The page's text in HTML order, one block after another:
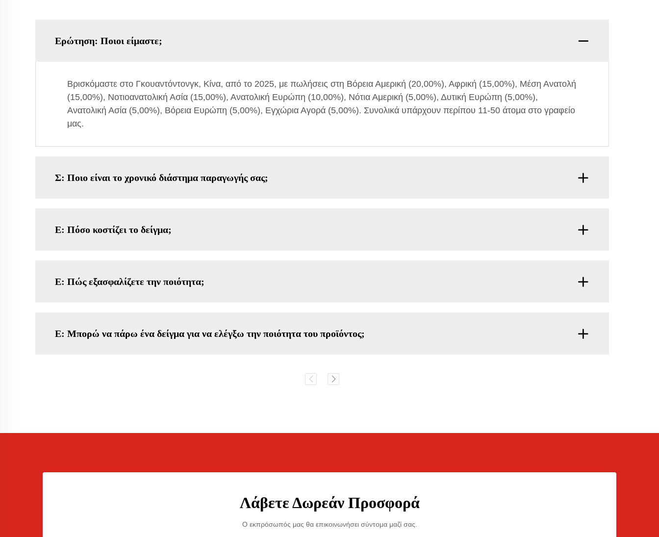
Ερώτηση: Ποιοι είμαστε;
Βρισκόμαστε στο Γκουαντόντονγκ, Κίνα, από το 2025, με πωλήσεις στη Βόρεια Αμερική (20,00%), Αφρική (15,00%), Μέση Ανατολή
(15,00%), Νοτιοανατολική Ασία (15,00%), Ανατολική Ευρώπη (10,00%), Νότια Αμερική (5,00%), Δυτική Ευρώπη (5,00%),
Ανατολική Ασία (5,00%), Βόρεια Ευρώπη (5,00%), Εγχώρια Αγορά (5,00%). Συνολικά υπάρχουν περίπου 11-50 άτομα στο γραφείο
μας.
Σ: Ποιο είναι το χρονικό διάστημα παραγωγής σας;
Ε: Πόσο κοστίζει το δείγμα;
Ε: Πώς εξασφαλίζετε την ποιότητα;
Ε: Μπορώ να πάρω ένα δείγμα για να ελέγξω την ποιότητα του προϊόντος;
Λάβετε Δωρεάν Προσφορά
Ο εκπρόσωπός μας θα επικοινωνήσει σύντομα μαζί σας.